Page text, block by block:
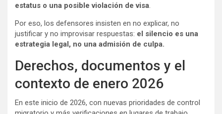
estatus o una posible violación de visa.
Por eso, los defensores insisten en no explicar, no
justificar y no improvisar respuestas: el silencio es una
estrategia legal, no una admisión de culpa.
Derechos, documentos y el
contexto de enero 2026
En este inicio de 2026, con nuevas prioridades de control